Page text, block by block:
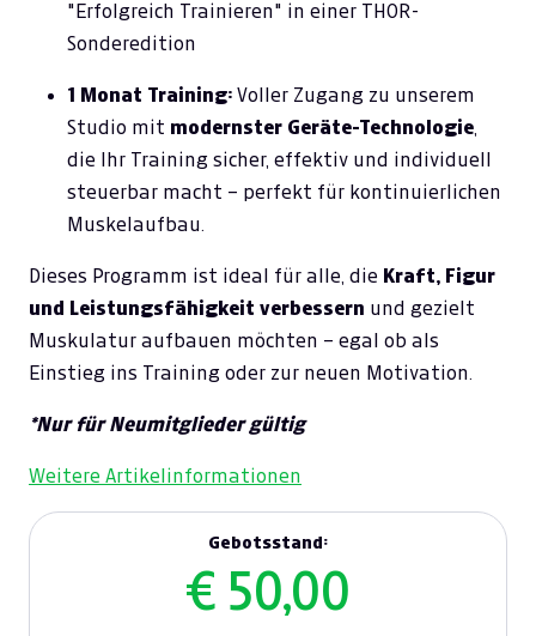
"Erfolgreich Trainieren" in einer THOR-
Sonderedition
1 Monat Training: Voller Zugang zu unserem
Studio mit modernster Geräte-Technologie
die Ihr Training sicher, effektiv und individuell
steuerbar macht – perfekt für kontinuierlichen
Muskelaufbau.
Dieses Programm ist ideal für alle, die Kraft, Figur
und Leistungsfähigkeit verbessern und gezielt
Muskulatur aufbauen möchten – egal ob als
Einstieg ins Training oder zur neuen Motivation.
*Nur für Neumitglieder gültig
Weitere Artikelinformationen
Gebotsstand:
€ 50,00